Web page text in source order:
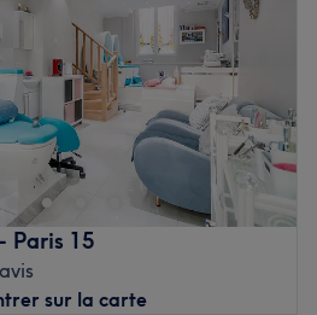
: la beauté du regard.
utilisés : London Lash, Inlei, My
le salon
10:00–19:30
11:00– 19:00
le salon
Paris 15
sur la carte